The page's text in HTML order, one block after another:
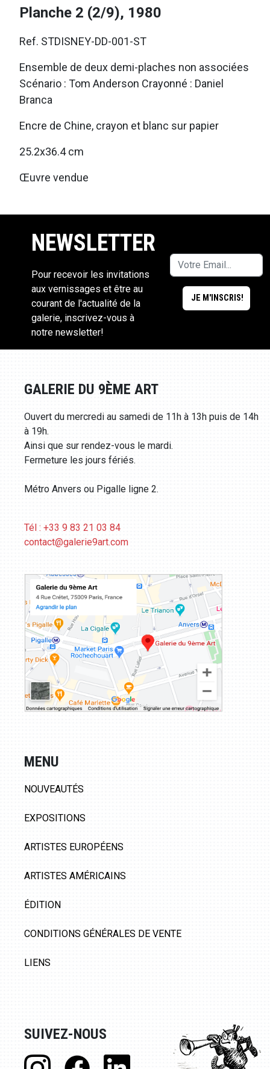
Planche 2 (2/9), 1980
Ref. STDISNEY-DD-001-ST
Ensemble de deux demi-plaches non associées
Scénario : Tom Anderson Crayonné : Daniel
Branca
Encre de Chine, crayon et blanc sur papier
25.2x36.4 cm
Œuvre vendue
NEWSLETTER
Pour recevoir les invitations
aux vernissages et être au
courant de l'actualité de la
galerie, inscrivez-vous à
notre newsletter!
GALERIE DU 9ÈME ART
Ouvert du mercredi au samedi de 11h à 13h puis de 14h
à 19h.
Ainsi que sur rendez-vous le mardi.
Fermeture les jours fériés.
Métro Anvers ou Pigalle ligne 2.
Tél : +33 9 83 21 03 84
contact@galerie9art.com
MENU
NOUVEAUTÉS
EXPOSITIONS
ARTISTES EUROPÉENS
ARTISTES AMÉRICAINS
ÉDITION
CONDITIONS GÉNÉRALES DE VENTE
LIENS
SUIVEZ-NOUS